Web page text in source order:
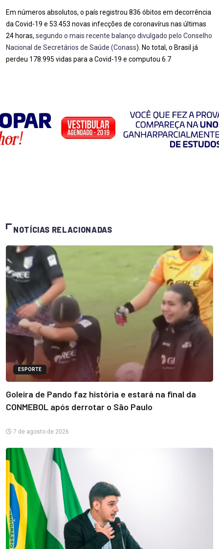
Em números absolutos, o país registrou 836 óbitos em decorrência
da Covid-19 e 53.453 novas infecções de coronavírus nas últimas
24 horas, segundo o mais recente balanço divulgado pelo Conselho
Nacional de Secretários de Saúde (Conass). No total, o Brasil já
perdeu 178.995 vidas para a Covid-19 e computou 6.7
NOTÍCIAS RELACIONADAS
ESPORTE
Goleira de Pando faz história e estará na final da
CONMEBOL após derrotar o São Paulo
7 de agosto de 2026